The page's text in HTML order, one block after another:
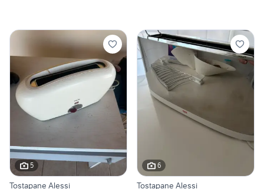
5
Tostapane Alessi
6
Tostapane Alessi